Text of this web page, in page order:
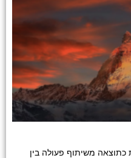
כתוצאה משיתוף פעולה בין